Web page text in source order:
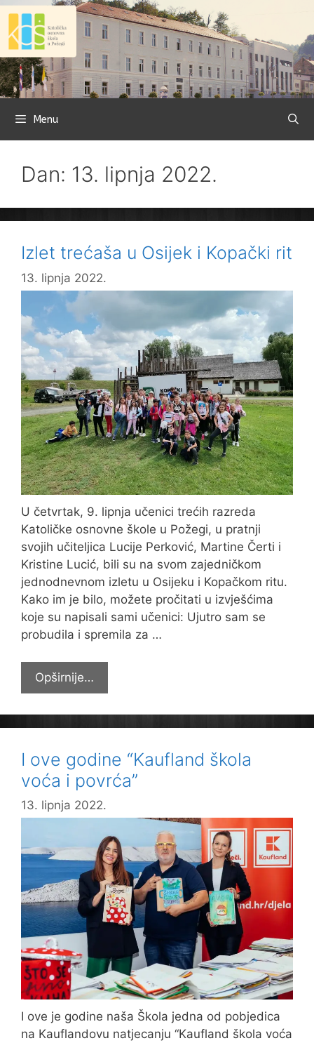
Preskoči
sadržaj
Menu
Dan: 13. lipnja 2022.
Izlet trećaša u Osijek i Kopački rit
13. lipnja 2022.
U četvrtak, 9. lipnja učenici trećih razreda
Katoličke osnovne škole u Požegi, u pratnji
svojih učiteljica Lucije Perković, Martine Čerti i
Kristine Lucić, bili su na svom zajedničkom
jednodnevnom izletu u Osijeku i Kopačkom ritu.
Kako im je bilo, možete pročitati u izvješćima
koje su napisali sami učenici: Ujutro sam se
probudila i spremila za …
Opširnije…
trećaša
u
Osijek
Kopački
rit
I ove godine “Kaufland škola
voća i povrća”
13. lipnja 2022.
I ove je godine naša Škola jedna od pobjedica
na Kauflandovu natjecanju “Kaufland škola voća